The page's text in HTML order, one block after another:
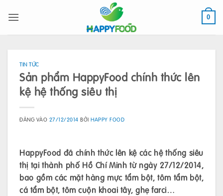
qua
0
TIN TỨC
Sản phẩm HappyFood chính thức lên
kệ hệ thống siêu thị
ĐĂNG VÀO 27/12/2014 BỞIHAPPY FOOD
HappyFood đã chính thức lên kệ các hệ thống siêu
thị tại thành phố Hồ Chí Minh từ ngày 27/12/2014,
bao gồm các mặt hàng mực tẩm bột, tôm tẩm bột,
cá tẩm bột, tôm cuộn khoai tây, ghẹ farci…